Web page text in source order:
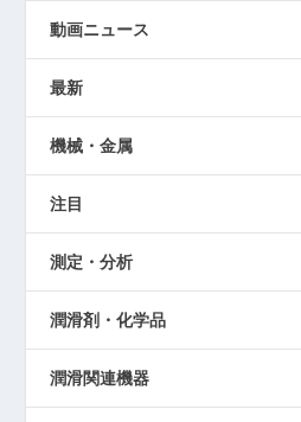
動画ニュース
最新
機械・金属
注目
測定・分析
潤滑剤・化学品
潤滑関連機器